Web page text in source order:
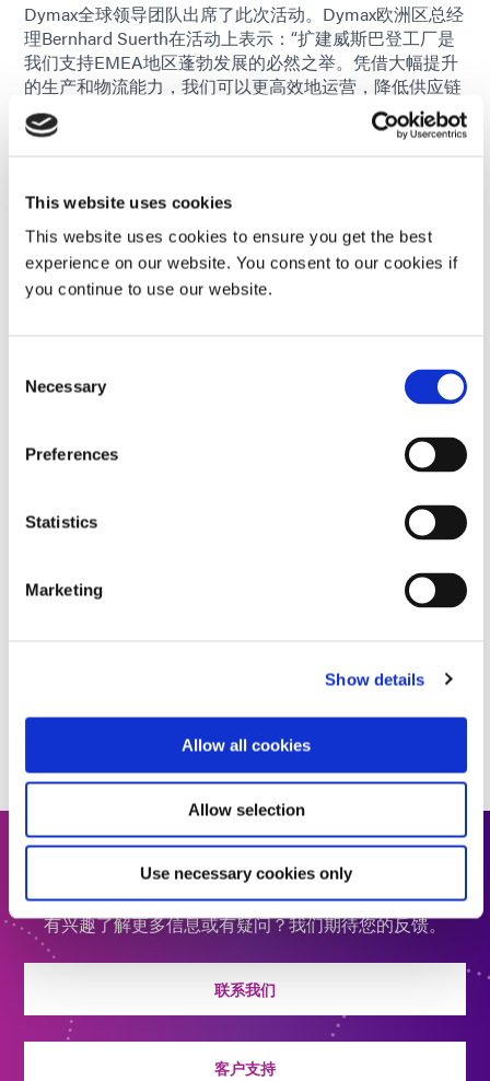
This website uses cookies
This website uses cookies to ensure you get the best
experience on our website. You consent to our cookies if
you continue to use our website.
Selection
Necessary
Preferences
Statistics
Marketing
Show details
Allow all cookies
Allow selection
Use necessary cookies only
Dymax全球领导团队出席了此次活动。Dymax欧洲区总经
理Bernhard Suerth在活动上表示：“扩建威斯巴登工厂是
我们支持EMEA地区蓬勃发展的必然之举。凭借大幅提升
的生产和物流能力，我们可以更高效地运营，降低供应链
风险，并与客户建立更紧密的联系，从而进一步巩固我们
在Dymax全球网络中的地位。”
欧洲工厂的扩建对威斯巴登作为商业中心而言是一个强有
力的信号。我们很自豪像戴麦克斯这样具有创新精神的全
球性公司继续投资于我们这座城市，在制造业创造高价值
就业机会，并增强我们地区的经济实力。这一发展凸显了
威斯巴登作为先进制造业和技术中心的吸引力。”
建完成。从左至右：Bernhard Sürth（Dymax Europe总经
理）、Gert-Uwe Mende（威斯巴登市长）、Greg
联系我们
有兴趣了解更多信息或有疑问？我们期待您的反馈。
联系我们
客户支持